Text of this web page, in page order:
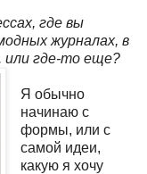
где вы
журналах, в
или где-то еще?
Я обычно
начинаю с
формы, или с
самой идеи,
какую я хочу